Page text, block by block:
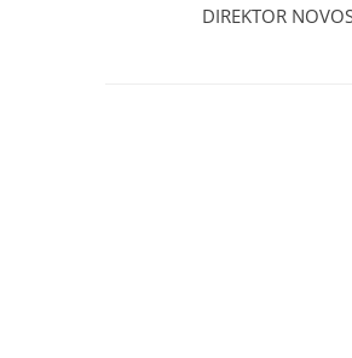
DIREKTOR